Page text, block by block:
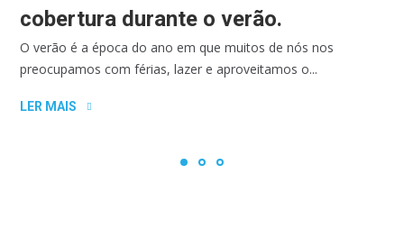
cobertura durante o verão.
O verão é a época do ano em que muitos de nós nos
preocupamos com férias, lazer e aproveitamos o...
LER MAIS